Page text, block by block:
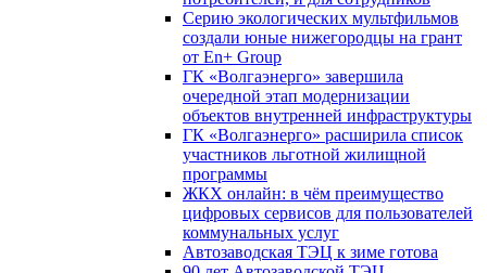
Серию экологических мультфильмов
создали юные нижегородцы на грант
от En+ Group
ГК «Волгаэнерго» завершила
очередной этап модернизации
объектов внутренней инфраструктуры
ГК «Волгаэнерго» расширила список
участников льготной жилищной
программы
ЖКХ онлайн: в чём преимущество
цифровых сервисов для пользователей
коммунальных услуг
Автозаводская ТЭЦ к зиме готова